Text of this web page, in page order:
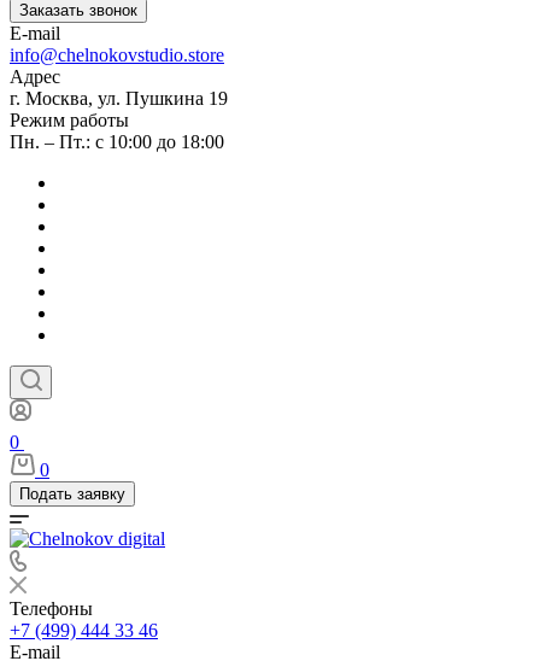
Заказать звонок
E-mail
info@chelnokovstudio.store
Адрес
г. Москва, ул. Пушкина 19
Режим работы
Пн. – Пт.: с 10:00 до 18:00
0
0
Подать заявку
Телефоны
+7 (499) 444 33 46
E-mail